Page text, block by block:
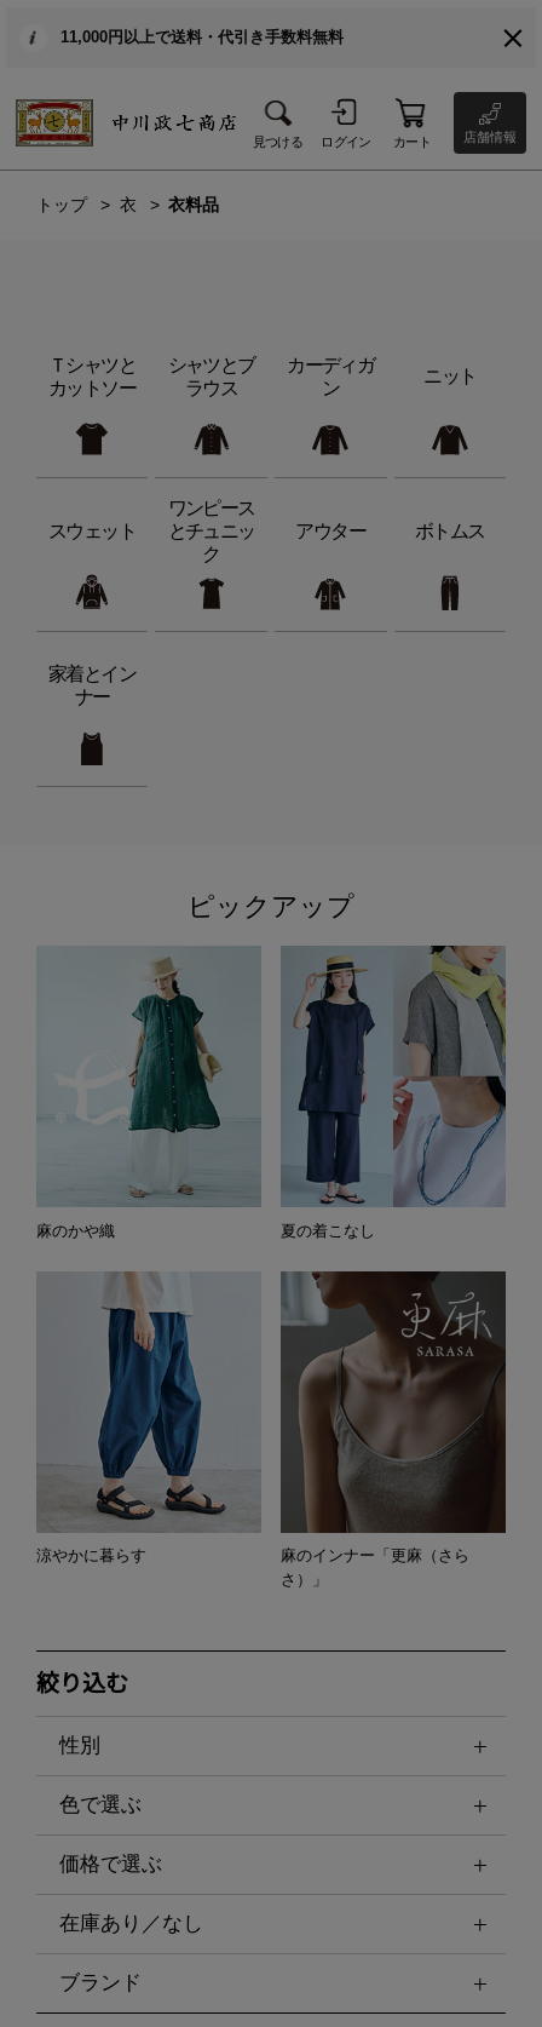
11,000円以上で送料・代引き手数料無料
見つける ログイン カート 店舗情報
トップ 衣 衣料品
Ｔシャツと
カットソー
シャツとブ
ラウス
カーディガ
ン
ニット
スウェット
ワンピース
とチュニッ
ク
アウター ボトムス
家着とイン
ナー
ピックアップ
麻のかや織 夏の着こなし
涼やかに暮らす
麻のインナー「更麻（さら
さ）」
絞り込む
性別
色で選ぶ
価格で選ぶ
在庫あり／なし
ブランド